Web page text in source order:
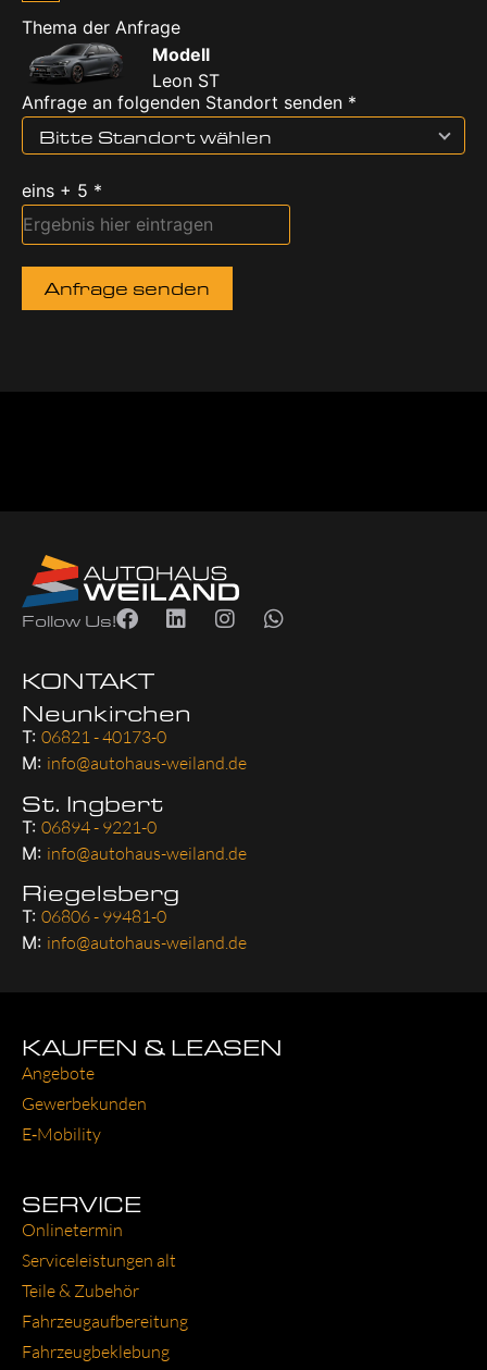
Thema der Anfrage
Modell
Leon ST
Anfrage an folgenden Standort senden *
Bitte Standort wählen
eins + 5 *
Anfrage senden
Follow Us!
KONTAKT
Neunkirchen
T: 06821 - 40173-0
M: info@autohaus-weiland.de
St. Ingbert
T: 06894 - 9221-0
M: info@autohaus-weiland.de
Riegelsberg
T: 06806 - 99481-0
M: info@autohaus-weiland.de
KAUFEN & LEASEN
Ange­bo­te
Gewer­be­kun­den
E‑Mobility
SERVICE
Online­ter­min
Ser­vice­leis­tun­gen alt
Tei­le & Zube­hör
Fahr­zeug­auf­be­rei­tung
Fahr­zeug­be­kle­bung